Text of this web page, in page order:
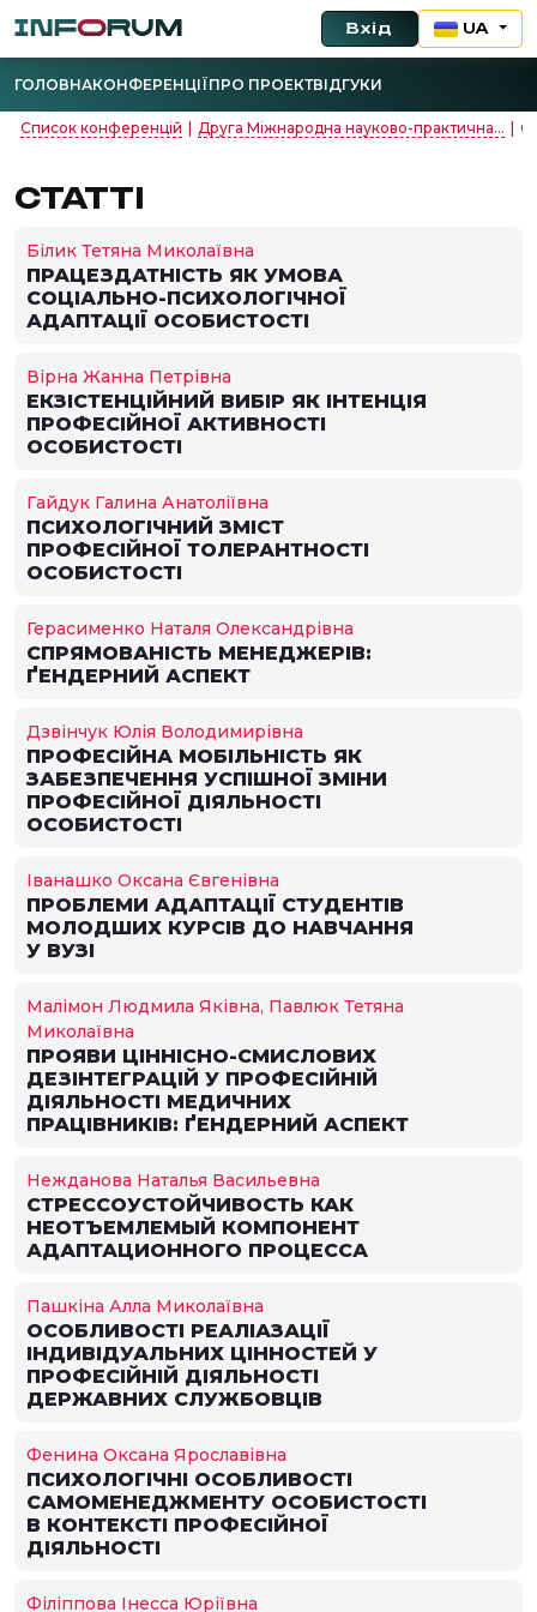
Вхід UA
ГОЛОВНАКОНФЕРЕНЦІЇПРО ПРОЕКТВІДГУКИ
Список конференцій Друга Міжнародна науково-практична...
СТАТТІ
Білик Тетяна Миколаївна
ПРАЦЕЗДАТНІСТЬ ЯК УМОВА
СОЦІАЛЬНО-ПСИХОЛОГІЧНОЇ
АДАПТАЦІЇ ОСОБИСТОСТІ
Вірна Жанна Петрівна
ЕКЗІСТЕНЦІЙНИЙ ВИБІР ЯК ІНТЕНЦІЯ
ПРОФЕСІЙНОЇ АКТИВНОСТІ
ОСОБИСТОСТІ
Гайдук Галина Анатоліївна
ПСИХОЛОГІЧНИЙ ЗМІСТ
ПРОФЕСІЙНОЇ ТОЛЕРАНТНОСТІ
ОСОБИСТОСТІ
Герасименко Наталя Олександрівна
СПРЯМОВАНІСТЬ МЕНЕДЖЕРІВ:
ҐЕНДЕРНИЙ АСПЕКТ
Дзвінчук Юлія Володимирівна
ПРОФЕСІЙНА МОБІЛЬНІСТЬ ЯК
ЗАБЕЗПЕЧЕННЯ УСПІШНОЇ ЗМІНИ
ПРОФЕСІЙНОЇ ДІЯЛЬНОСТІ
ОСОБИСТОСТІ
Іванашко Оксана Євгенівна
ПРОБЛЕМИ АДАПТАЦІЇ СТУДЕНТІВ
МОЛОДШИХ КУРСІВ ДО НАВЧАННЯ
У ВУЗІ
Малімон Людмила Яківна, Павлюк Тетяна
Миколаївна
ПРОЯВИ ЦІННІСНО-СМИСЛОВИХ
ДЕЗІНТЕГРАЦІЙ У ПРОФЕСІЙНІЙ
ДІЯЛЬНОСТІ МЕДИЧНИХ
ПРАЦІВНИКІВ: ҐЕНДЕРНИЙ АСПЕКТ
Нежданова Наталья Васильевна
СТРЕССОУСТОЙЧИВОСТЬ КАК
НЕОТЪЕМЛЕМЫЙ КОМПОНЕНТ
АДАПТАЦИОННОГО ПРОЦЕССА
Пашкіна Алла Миколаївна
ОСОБЛИВОСТІ РЕАЛІАЗАЦІЇ
ІНДИВІДУАЛЬНИХ ЦІННОСТЕЙ У
ПРОФЕСІЙНІЙ ДІЯЛЬНОСТІ
ДЕРЖАВНИХ СЛУЖБОВЦІВ
Фенина Оксана Ярославівна
ПСИХОЛОГІЧНІ ОСОБЛИВОСТІ
САМОМЕНЕДЖМЕНТУ ОСОБИСТОСТІ
В КОНТЕКСТІ ПРОФЕСІЙНОЇ
ДІЯЛЬНОСТІ
Філіппова Інесса Юріївна